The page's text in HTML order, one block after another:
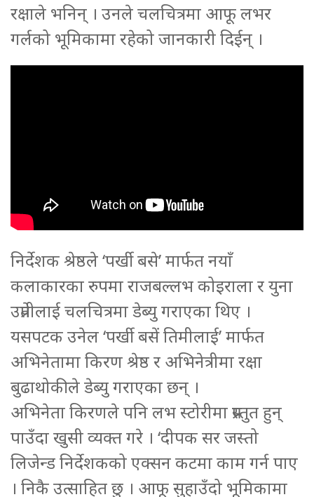
रक्षाले भनिन् । उनले चलचित्रमा आफू लभर
गर्लको भूमिकामा रहेको जानकारी दिईन् ।
निर्देशक श्रेष्ठले ‘पर्खी बसे’ मार्फत नयाँ
कलाकारका रुपमा राजबल्लभ कोइराला र युना
उप्रेतीलाई चलचित्रमा डेब्यु गराएका थिए ।
यसपटक उनेल ‘पर्खी बसें तिमीलाई’ मार्फत
अभिनेतामा किरण श्रेष्ठ र अभिनेत्रीमा रक्षा
बुढाथोकीले डेब्यु गराएका छन् ।
अभिनेता किरणले पनि लभ स्टोरीमा प्रस्तुत हुन्
पाउँदा खुसी व्यक्त गरे । ‘दीपक सर जस्तो
लिजेन्ड निर्देशकको एक्सन कटमा काम गर्न पाए
। निकै उत्साहित छु । आफू सुहाउँदो भूमिकामा